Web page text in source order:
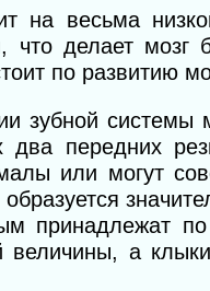
на весьма
что делает
по развитию
зубной
два передних
или могут
принадлежат
величины, а